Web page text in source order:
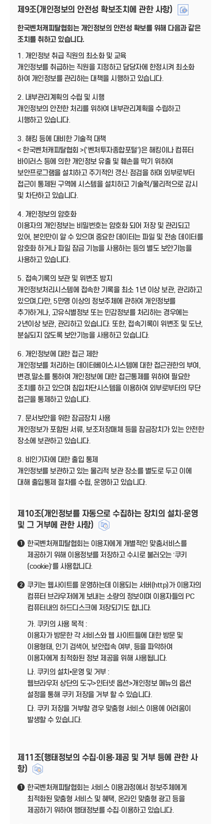
제9조(개인정보의 안전성 확보조치에 관한 사항)
한국벤처캐피탈협회는 개인정보의 안전성 확보를 위해 다음과 같은
조치를 취하고 있습니다.
1. 개인정보 취급 직원의 최소화 및 교육
개인정보를 취급하는 직원을 지정하고 담당자에 한정시켜 최소화
하여 개인정보를 관리하는 대책을 시행하고 있습니다.
2. 내부관리계획의 수립 및 시행
개인정보의 안전한 처리를 위하여 내부관리계획을 수립하고
시행하고 있습니다.
3. 해킹 등에 대비한 기술적 대책
< 한국벤처캐피탈협회 >('벤처투자종합포털')은 해킹이나 컴퓨터
바이러스 등에 의한 개인정보 유출 및 훼손을 막기 위하여
보안프로그램을 설치하고 주기적인 갱신·점검을 하며 외부로부터
접근이 통제된 구역에 시스템을 설치하고 기술적/물리적으로 감시
및 차단하고 있습니다.
4. 개인정보의 암호화
이용자의 개인정보는 비밀번호는 암호화 되어 저장 및 관리되고
있어, 본인만이 알 수 있으며 중요한 데이터는 파일 및 전송 데이터를
암호화 하거나 파일 잠금 기능을 사용하는 등의 별도 보안기능을
사용하고 있습니다.
5. 접속기록의 보관 및 위변조 방지
개인정보처리시스템에 접속한 기록을 최소 1년 이상 보관, 관리하고
있으며,다만, 5만명 이상의 정보주체에 관하여 개인정보를
추가하거나, 고유식별정보 또는 민감정보를 처리하는 경우에는
2년이상 보관, 관리하고 있습니다. 또한, 접속기록이 위변조 및 도난,
분실되지 않도록 보안기능을 사용하고 있습니다.
6. 개인정보에 대한 접근 제한
개인정보를 처리하는 데이터베이스시스템에 대한 접근권한의 부여,
변경,말소를 통하여 개인정보에 대한 접근통제를 위하여 필요한
조치를 하고 있으며 침입차단시스템을 이용하여 외부로부터의 무단
접근을 통제하고 있습니다.
7. 문서보안을 위한 잠금장치 사용
개인정보가 포함된 서류, 보조저장매체 등을 잠금장치가 있는 안전한
장소에 보관하고 있습니다.
8. 비인가자에 대한 출입 통제
개인정보를 보관하고 있는 물리적 보관 장소를 별도로 두고 이에
대해 출입통제 절차를 수립, 운영하고 있습니다.
제10조(개인정보를 자동으로 수집하는 장치의 설치·운영
및 그 거부에 관한 사항)
1
한국벤처캐피탈협회는 이용자에게 개별적인 맞춤서비스를
제공하기 위해 이용정보를 저장하고 수시로 불러오는 ‘쿠키
(cookie)’를 사용합니다.
2
쿠키는 웹사이트를 운영하는데 이용되는 서버(http)가 이용자의
컴퓨터 브라우저에게 보내는 소량의 정보이며 이용자들의 PC
컴퓨터내의 하드디스크에 저장되기도 합니다.
가. 쿠키의 사용 목적 :
이용자가 방문한 각 서비스와 웹 사이트들에 대한 방문 및
이용형태, 인기 검색어, 보안접속 여부, 등을 파악하여
이용자에게 최적화된 정보 제공을 위해 사용됩니다.
나. 쿠키의 설치•운영 및 거부 :
웹브라우저 상단의 도구>인터넷 옵션>개인정보 메뉴의 옵션
설정을 통해 쿠키 저장을 거부 할 수 있습니다.
다. 쿠키 저장을 거부할 경우 맞춤형 서비스 이용에 어려움이
발생할 수 있습니다.
제11조(행태정보의 수집·이용·제공 및 거부 등에 관한 사
항)
1
한국벤처캐피탈협회는 서비스 이용과정에서 정보주체에게
최적화된 맞춤형 서비스 및 혜택, 온라인 맞춤형 광고 등을
제공하기 위하여 행태정보를 수집·이용하고 있습니다.